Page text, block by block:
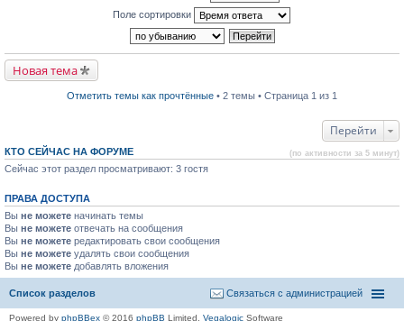
о
м
у
н
и
и
т
а
с
о
о
е
и
ю
у
н
е
а
н
м
у
с
о
о
б
щ
и
ю
р
в
о
р
о
ч
а
н
н
о
м
у
с
о
б
щ
Поле сортировки
Новая тема
Отметить темы как прочтённые • 2 темы • Страница 1 из 1
Перейти
КТО СЕЙЧАС НА ФОРУМЕ (по активности за 5 минут)
Сейчас этот раздел просматривают: 3 гостя
ПРАВА ДОСТУПА
Вы не можете начинать темы
Вы не можете отвечать на сообщения
Вы не можете редактировать свои сообщения
Вы не можете удалять свои сообщения
Вы не можете добавлять вложения
Список разделов Связаться с администрацией
Powered by phpBBex © 2016 phpBB Limited, Vegalogic Software